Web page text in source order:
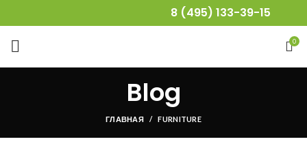
8 (495) 133-39-15
0
Blog
ГЛАВНАЯ FURNITURE